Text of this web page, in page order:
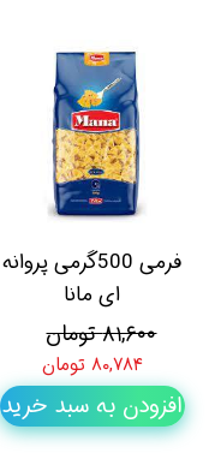
فرمی 500گرمی پروانه
ای مانا
۸۱,۶۰۰ تومان
۸۰,۷۸۴ تومان
افزودن به سبد خرید